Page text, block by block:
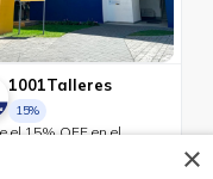
1001Talleres
15%
el 15% OFF en el
×